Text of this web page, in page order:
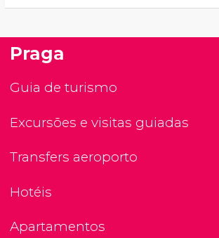
Praga
Guia de turismo
Excursões e visitas guiadas
Transfers aeroporto
Hotéis
Apartamentos